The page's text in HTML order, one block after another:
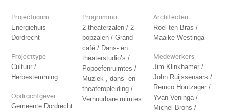
Projectnaam
Energiehuis
Dordrecht
Projecttype
Cultuur /
Herbestemming
Opdrachtgever
Gemeente Dordrecht
Programma
2 theaterzalen / 2
popzalen / Grand
café / Dans- en
theaterstudio’s /
Popoefenruimtes /
Muziek-, dans- en
theateropleiding /
Verhuurbare ruimtes
Architecten
Roel ten Bras /
Maaike Westinga
Medewerkers
Jim Klinkhamer /
John Ruijssenaars /
Remco Houtzager /
Yvan Veninga /
Michel Brons /